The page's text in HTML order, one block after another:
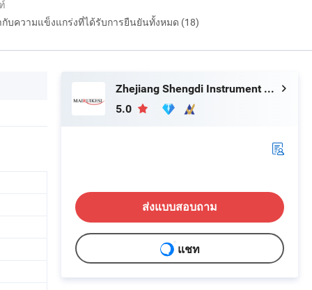
บความแข็งแกร่งที่ได้รับการยืนยันทั้งหมด (18)
Zhejiang Shengdi Instrument Co., Ltd.
5.0
ส่งแบบสอบถาม
แชท